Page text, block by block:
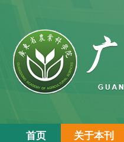
首页 关于本刊